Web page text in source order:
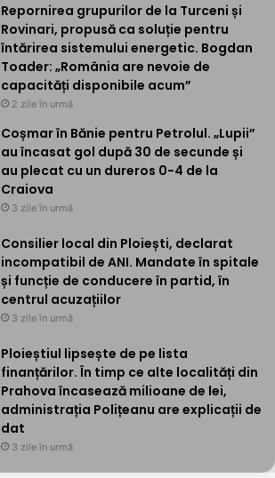
Repornirea grupurilor de la Turceni și
Rovinari, propusă ca soluție pentru
întărirea sistemului energetic. Bogdan
Toader: „România are nevoie de
capacități disponibile acum”
2 zile în urmă
Coșmar în Bănie pentru Petrolul. „Lupii”
au încasat gol după 30 de secunde și
au plecat cu un dureros 0-4 de la
Craiova
3 zile în urmă
Consilier local din Ploiești, declarat
incompatibil de ANI. Mandate în spitale
și funcție de conducere în partid, în
centrul acuzațiilor
3 zile în urmă
Ploieștiul lipsește de pe lista
finanțărilor. În timp ce alte localități din
Prahova încasează milioane de lei,
administrația Polițeanu are explicații de
dat
3 zile în urmă